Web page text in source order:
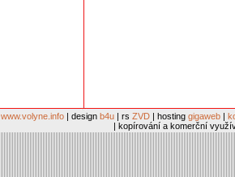
www.volyne.info | design b4u | rs ZVD | hosting gigaweb |
| kopírování a komerční